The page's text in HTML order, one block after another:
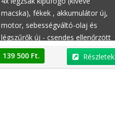
macska), fékek , akkumulátor új,
motor, sebességváltó-olaj és
légszűrők új - csendes ellenőrzött
futás Kötelező / megújul váltó
mindig gyűrű meghajtó
139 500 Ft. Részletek